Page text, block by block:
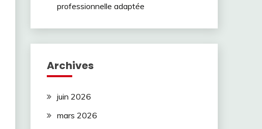
professionnelle adaptée
Archives
juin 2026
mars 2026